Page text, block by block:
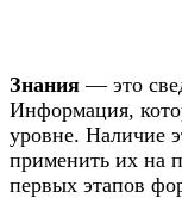
Знания— это
Информация,
уровне. Наличие
применить их на
первых этапов